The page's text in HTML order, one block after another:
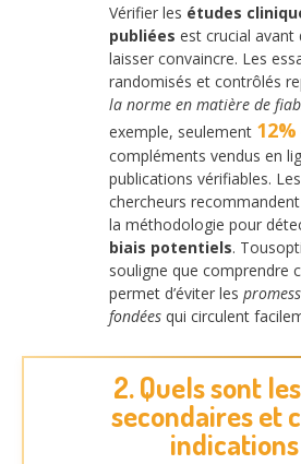
Vérifier les études
publiées est crucial avant
laisser convaincre. Les
randomisés et contrôlés
la norme en matière de
exemple, seulement 12%
compléments vendus en
publications vérifiables. Les
chercheurs recommandent
la méthodologie pour
biais potentiels.
souligne que comprendre
permet d’éviter les
fondées qui circulent
2. Quels sont
secondaires et